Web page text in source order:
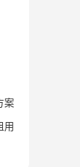
案
用